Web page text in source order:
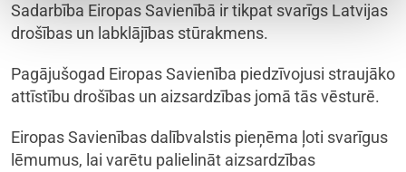
Sadarbība Eiropas Savienībā ir tikpat svarīgs Latvijas
drošības un labklājības stūrakmens.
Pagājušogad Eiropas Savienība piedzīvojusi straujāko
attīstību drošības un aizsardzības jomā tās vēsturē.
Eiropas Savienības dalībvalstis pieņēma ļoti svarīgus
lēmumus, lai varētu palielināt aizsardzības